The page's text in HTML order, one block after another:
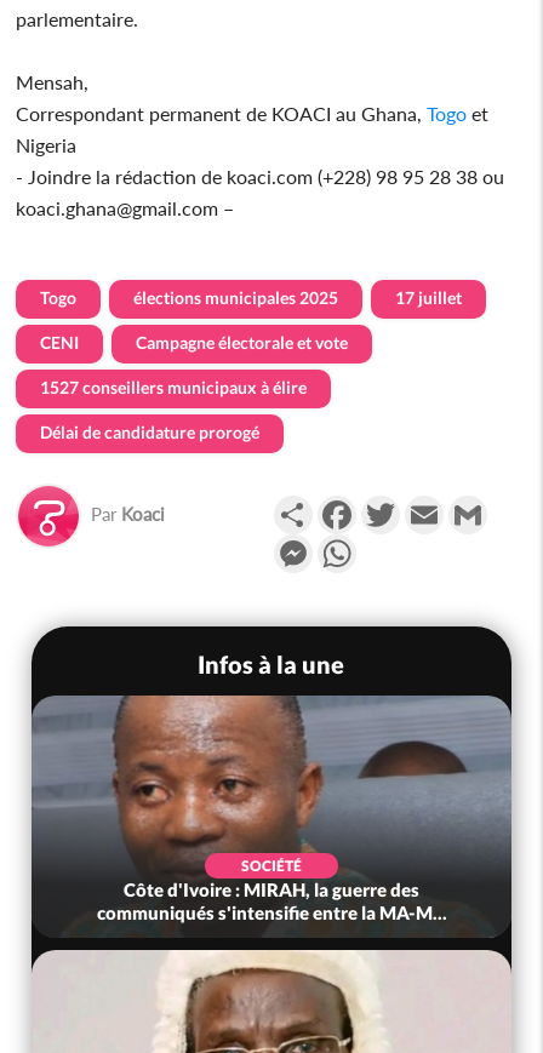
parlementaire.
Mensah,
Correspondant permanent de KOACI au Ghana,Togo et
Nigeria
- Joindre la rédaction de koaci.com (+228) 98 95 28 38 ou
koaci.ghana@gmail.com –
Togo élections municipales 2025 17 juillet
CENI Campagne électorale et vote
1527 conseillers municipaux à élire
Délai de candidature prorogé
Par Koaci PartagerFacebookTwitterEmail
Messenger
Infos à la une
SOCIÉTÉ
Côte d'Ivoire : MIRAH, la guerre des
communiqués s'intensifie entre la MA-M...